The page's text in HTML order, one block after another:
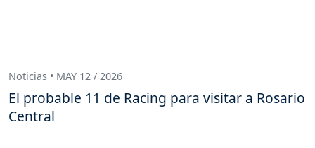
Noticias • MAY 12 / 2026
El probable 11 de Racing para visitar a Rosario
Central